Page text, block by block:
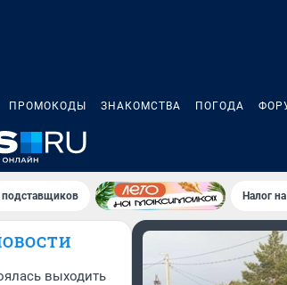
ПРОМОКОДЫ ЗНАКОМСТВА ПОГОДА
подставщиков Налог
выходить